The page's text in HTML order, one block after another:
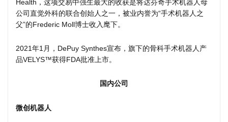
Health，这项交易中强生最大的收获是将达芬奇手术机器人母
公司直觉外科的联合创始人之一，被业内誉为“手术机器人之
父”的Frederic Moll博士收入麾下。
2021年1月，DePuy Synthes宣布，旗下的骨科手术机器人产
品VELYS™获得FDA批准上市。
国内公司
微创机器人